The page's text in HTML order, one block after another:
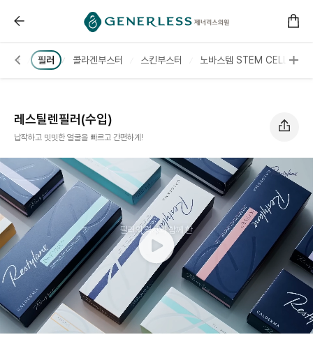
레스틸렌필러(수입) :: 제너리스의원 천호점 │천호피부과
주사 필러 콜라겐부스터 스킨부스터 노바스템 STEM CELL
레스틸렌필러(수입)
납작하고 밋밋한 얼굴을 빠르고 간편하게!